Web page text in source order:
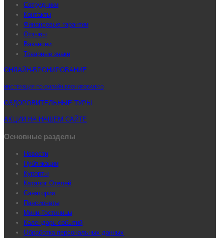
Сотрудники
Контакты
Финансовые гарантии
Отзывы
Вакансии
Товарные знаки
ОНЛАЙН-БРОНИРОВАНИЕ
ИНСТРУКЦИЯ ПО ОНЛАЙН-БРОНИРОВАНИЮ
ОЗДОРОВИТЕЛЬНЫЕ ТУРЫ
АКЦИИ НА НАШЕМ САЙТЕ
Основные разделы
Новости
Публикации
Курорты
Каталог Отелей
Санатории
Пансионаты
Мини-Гостиницы
Календарь событий
Обработка персональных данных